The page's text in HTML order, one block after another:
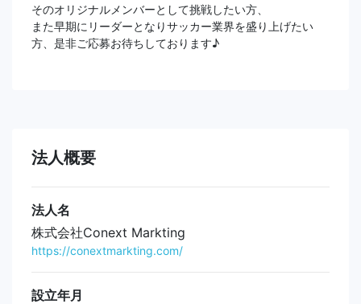
そのオリジナルメンバーとして挑戦したい方、
また早期にリーダーとなりサッカー業界を盛り上げたい
方、是非ご応募お待ちしております♪
法人概要
法人名
株式会社Conext Markting
https://conextmarkting.com/
設立年月